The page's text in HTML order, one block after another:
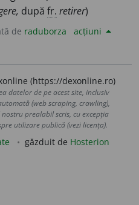
după fr. retirer)
de raduborza acțiuni
(https://dexonline.ro)
datelor de pe acest site, inclusiv
(web scraping, crawling),
prealabil scris, cu excepția
utilizare publică (vezi licența).
găzduit de Hosterion